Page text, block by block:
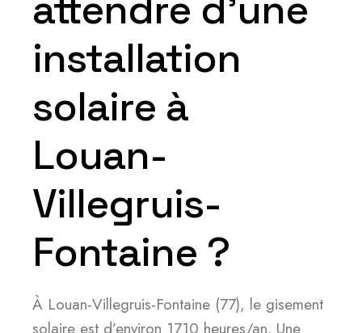
installation
solaire à
Louan-
Villegruis-
Fontaine ?
À Louan-Villegruis-Fontaine (77), le gisement
solaire est d’environ 1710 heures/an. Une